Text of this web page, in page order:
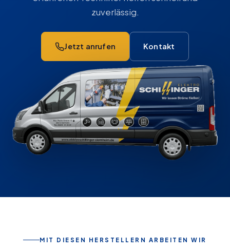
zuverlässig.
Jetzt anrufen Kontakt
MIT DIESEN HERSTELLERN ARBEITEN WIR